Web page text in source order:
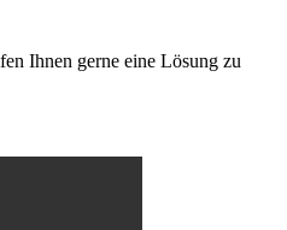
Ihnen gerne eine Lösung zu